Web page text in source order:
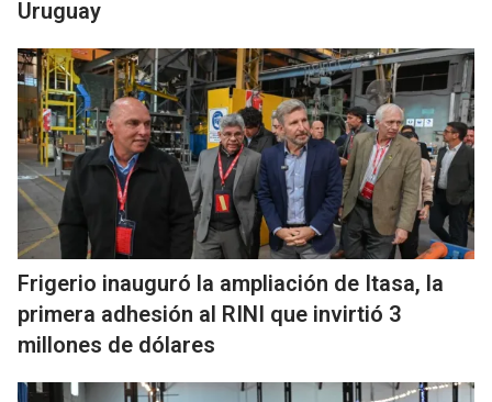
Uruguay
Frigerio inauguró la ampliación de Itasa, la
primera adhesión al RINI que invirtió 3
millones de dólares